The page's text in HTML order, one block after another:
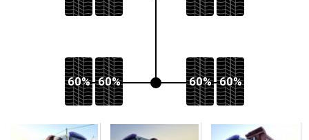
60% 60% 60% 60%